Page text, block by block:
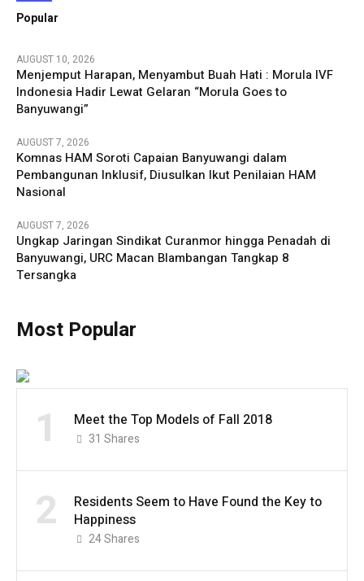
Popular
AUGUST 10, 2026
Menjemput Harapan, Menyambut Buah Hati : Morula IVF
Indonesia Hadir Lewat Gelaran “Morula Goes to
Banyuwangi”
AUGUST 7, 2026
Komnas HAM Soroti Capaian Banyuwangi dalam
Pembangunan Inklusif, Diusulkan Ikut Penilaian HAM
Nasional
AUGUST 7, 2026
Ungkap Jaringan Sindikat Curanmor hingga Penadah di
Banyuwangi, URC Macan Blambangan Tangkap 8
Tersangka
Most Popular
1 Meet the Top Models of Fall 2018
31 Shares
2
Residents Seem to Have Found the Key to
Happiness
24Shares